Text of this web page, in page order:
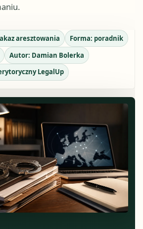
aresztowania Forma: poradnik
Autor: Damian Bolerka
LegalUp